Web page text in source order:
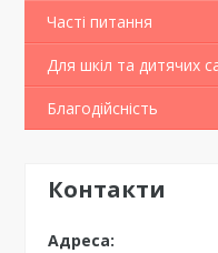
Часті питання
Для шкіл та дитячих
Благодійсність
Контакти